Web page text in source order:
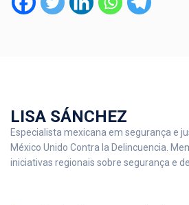
LISA SÁNCHEZ
Especialista mexicana em segurança e
México Unido Contra la Delincuencia.
iniciativas regionais sobre segurança e